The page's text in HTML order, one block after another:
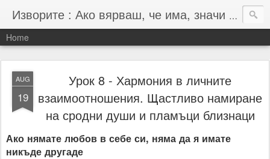
Изворите : Ако вярваш, че има, значи има :-)
Home
AUG
19
Урок 8 - Хармония в личните
взаимоотношения. Щастливо намиране
на сродни души и пламъци близнаци
Ако нямате любов в себе си, няма да я имате
никъде другаде